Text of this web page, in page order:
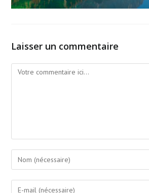
Laisser un commentaire
Comment
Enter
your
name
Enter